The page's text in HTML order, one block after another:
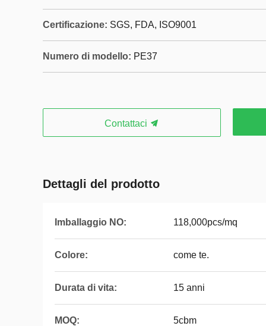
Certificazione: SGS, FDA, ISO9001
Numero di modello: PE37
Contattaci
Dettagli del prodotto
Imballaggio NO: 118,000pcs/mq
Colore: come te.
Durata di vita: 15 anni
MOQ: 5cbm